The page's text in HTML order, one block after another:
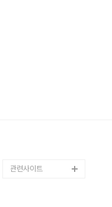
관련사이트